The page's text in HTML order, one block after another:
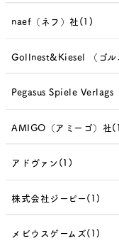
naef（ネフ）社(1)
Gollnest&Kiesel （ゴ
Pegasus Spiele Verlags
AMIGO（アミーゴ）社
アドヴァン(1)
株式会社ジーピー(1)
メビウスゲームズ(1)